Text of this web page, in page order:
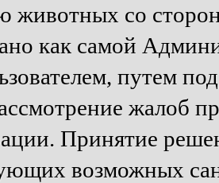
животных со
как самой
путем
жалоб
Принятие
возможных